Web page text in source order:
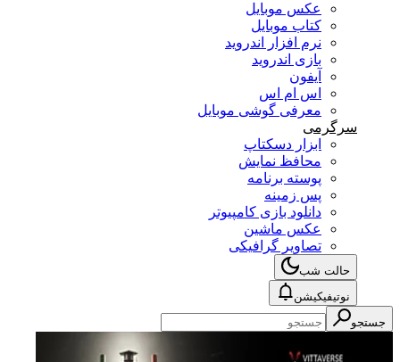
عکس موبایل
کتاب موبایل
نرم افزار اندروید
بازی اندروید
آیفون
اس ام اس
معرفی گوشی موبایل
سرگرمی
ابزار دسکتاپ
محافظ نمایش
پوسته برنامه
پس زمینه
دانلود بازی کامپیوتر
عکس ماشین
تصاویر گرافیکی
حالت شب
نوتیفیکیشن
جستجو